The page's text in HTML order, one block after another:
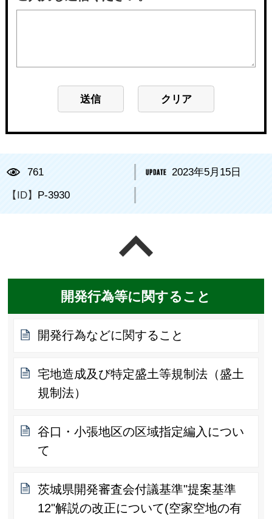
761 2023年5月15日
【ID】 P-3930
開発行為等に関すること
開発行為などに関すること
宅地造成及び特定盛土等規制法（盛土
規制法）
谷口・小張地区の区域指定編入につい
て
茨城県開発審査会付議基準"提案基準
12"解説の改正について(空家空地の有